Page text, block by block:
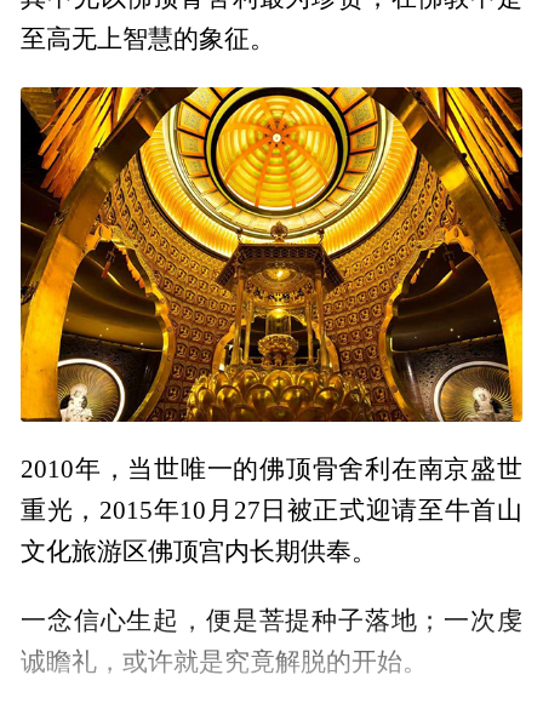
至高无上智慧的象征。
2010年，当世唯一的佛顶骨舍利在南京盛世
重光，2015年10月27日被正式迎请至牛首山
文化旅游区佛顶宫内长期供奉。
一念信心生起，便是菩提种子落地；一次虔
诚瞻礼，或许就是究竟解脱的开始。